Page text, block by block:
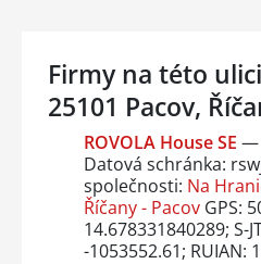
Firmy na této
25101 Pacov,
ROVOLA House SE —
Datová schránka:
společnosti: Na
Říčany - PacovGPS:
14.678331840289; S-
-1053552.61; RUIAN: